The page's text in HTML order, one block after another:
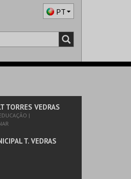
PT
TORRES VEDRAS
|
T. VEDRAS